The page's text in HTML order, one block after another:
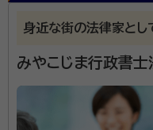
身近な街の法律家とし
みやこじま行政書